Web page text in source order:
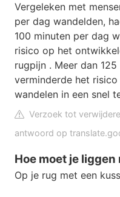
Vergeleken met
per dag wandelden,
100 minuten per dag
risico op het
rugpijn . Meer dan
verminderde het
wandelen in een snel
Verzoek tot
antwoord op
Hoe moet je
Op je rug met een